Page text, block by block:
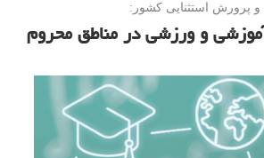
پرورش استثنایی كشور:
و ورزشی در مناطق محروم